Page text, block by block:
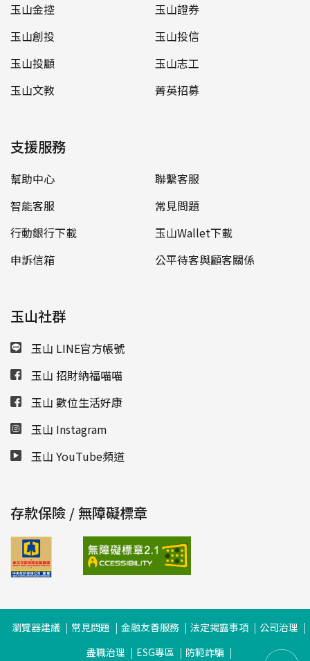
玉山金控
玉山證券
玉山創投
玉山投信
玉山投顧
玉山志工
玉山文教
菁英招募
支援服務
幫助中心
聯繫客服
智能客服
常見問題
行動銀行下載
玉山Wallet下載
申訴信箱
公平待客與顧客關係
玉山社群
玉山 LINE官方帳號
玉山 招財納福喵喵
玉山 數位生活好康
玉山 Instagram
玉山 YouTube頻道
存款保險 / 無障礙標章
瀏覽器建議 常見問題 金融友善服務 法定揭露事項
公司治理
盡職治理
ESG專區 防範詐騙